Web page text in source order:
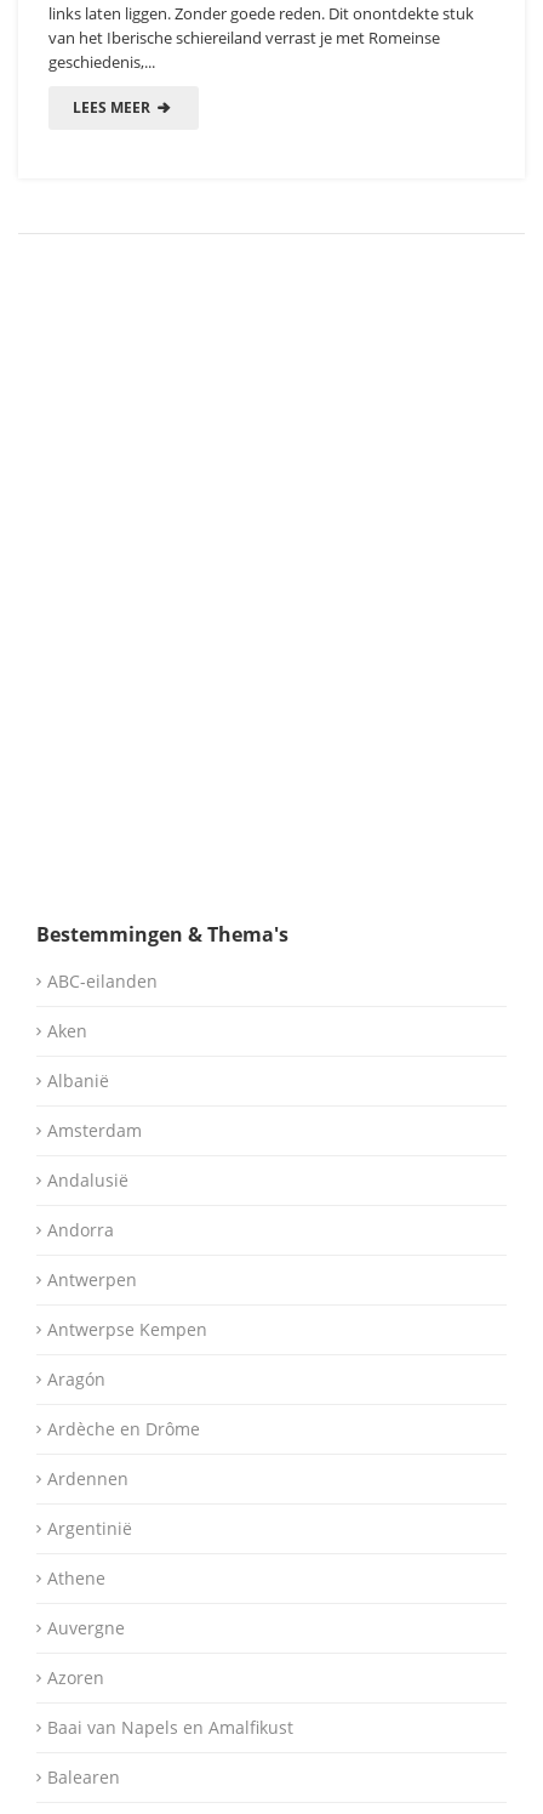
links laten liggen. Zonder goede reden. Dit onontdekte stuk
van het Iberische schiereiland verrast je met Romeinse
geschiedenis,...
LEES MEER
Bestemmingen & Thema's
ABC-eilanden
Aken
Albanië
Amsterdam
Andalusië
Andorra
Antwerpen
Antwerpse Kempen
Aragón
Ardèche en Drôme
Ardennen
Argentinië
Athene
Auvergne
Azoren
Baai van Napels en Amalfikust
Balearen